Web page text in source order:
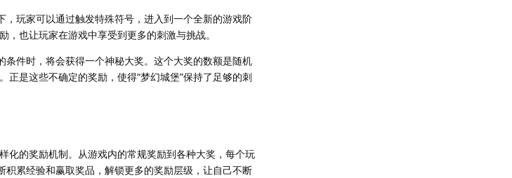
，玩家可以通过触发特殊符号，进入到一个全新的游戏阶
也让玩家在游戏中享受到更多的刺激与挑战。
条件时，将会获得一个神秘大奖。这个大奖的数额是随机
是这些不确定的奖励，使得“梦幻城堡”保持了足够的刺
化的奖励机制。从游戏内的常规奖励到各种大奖，每个玩
积累经验和赢取奖品，解锁更多的奖励层级，让自己不断